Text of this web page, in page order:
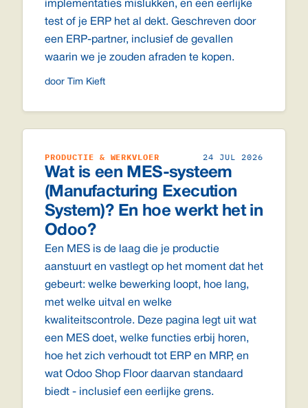
implementaties mislukken, en een eerlijke
test of je ERP het al dekt. Geschreven door
een ERP-partner, inclusief de gevallen
waarin we je zouden afraden te kopen.
door Tim Kieft
PRODUCTIE & WERKVLOER 24 JUL 2026
Wat is een MES-systeem
(Manufacturing Execution
System)? En hoe werkt het in
Odoo?
Een MES is de laag die je productie
aanstuurt en vastlegt op het moment dat het
gebeurt: welke bewerking loopt, hoe lang,
met welke uitval en welke
kwaliteitscontrole. Deze pagina legt uit wat
een MES doet, welke functies erbij horen,
hoe het zich verhoudt tot ERP en MRP, en
wat Odoo Shop Floor daarvan standaard
biedt - inclusief een eerlijke grens.